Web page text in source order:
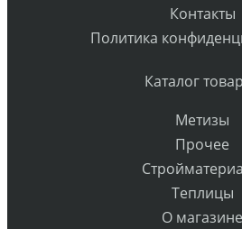
Контакты
Политика
Каталог
Метизы
Прочее
Теплицы
О магазине